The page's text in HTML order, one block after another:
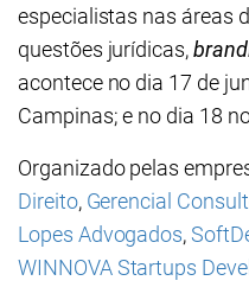
especialistas nas áreas
questões jurídicas,
acontece no dia 17 de
Campinas; e no dia 18
Organizado pelas
Direito, Gerencial
Lopes Advogados,
WINNOVA Startups